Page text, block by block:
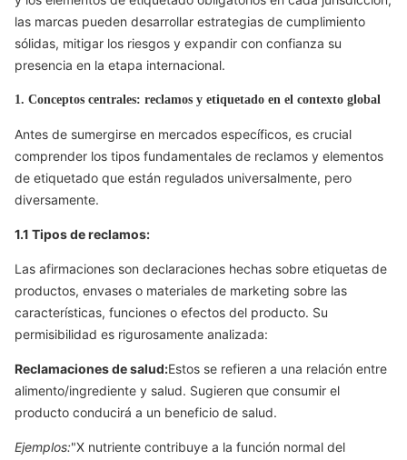
las marcas pueden desarrollar estrategias de cumplimiento
sólidas, mitigar los riesgos y expandir con confianza su
presencia en la etapa internacional.
1. Conceptos centrales: reclamos y etiquetado en el contexto global
Antes de sumergirse en mercados específicos, es crucial
comprender los tipos fundamentales de reclamos y elementos
de etiquetado que están regulados universalmente, pero
diversamente.
1.1 Tipos de reclamos:
Las afirmaciones son declaraciones hechas sobre etiquetas de
productos, envases o materiales de marketing sobre las
características, funciones o efectos del producto. Su
permisibilidad es rigurosamente analizada:
Reclamaciones de salud:Estos se refieren a una relación entre
alimento/ingrediente y salud. Sugieren que consumir el
producto conducirá a un beneficio de salud.
Ejemplos:"X nutriente contribuye a la función normal del